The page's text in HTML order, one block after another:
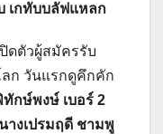
เกทับบลัฟแหลก
ปิดตัวผู้สมัครรับ
ก วันแรกดูคึกคัก
กษ์พงษ์ เบอร์ 2
างเปรมฤดี ชามพู